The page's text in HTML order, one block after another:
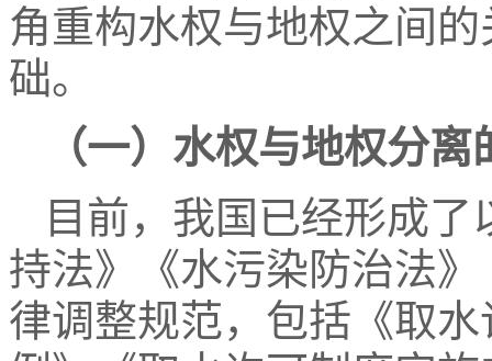
角重构水权与地权之间
础。
（一）水权与地权分
目前，我国已经形成
持法》《水污染防治法
律调整规范，包括《取